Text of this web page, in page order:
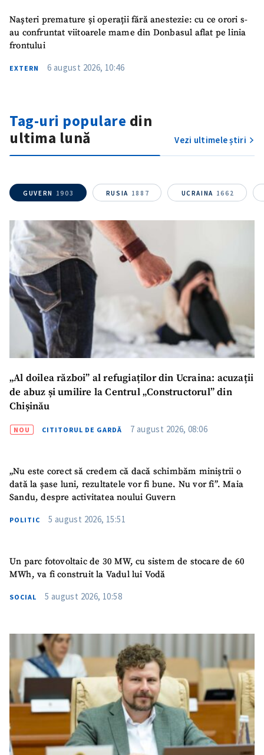
in English
Nașteri premature și operații fără anestezie: cu ce orori s-
au confruntat viitoarele mame din Donbasul aflat pe linia
frontului
EXTERN 6 august 2026, 10:46
Tag-uri populare din
ultima lună
Vezi ultimele știri
GUVERN 1903 RUSIA 1887 UCRAINA 1662
„Al doilea război” al refugiaților din Ucraina: acuzații
de abuz și umilire la Centrul „Constructorul” din
Chișinău
NOU CITITORUL DE GARDĂ 7 august 2026, 08:06
„Nu este corect să credem că dacă schimbăm miniștrii o
dată la șase luni, rezultatele vor fi bune. Nu vor fi”. Maia
Sandu, despre activitatea noului Guvern
POLITIC 5 august 2026, 15:51
Un parc fotovoltaic de 30 MW, cu sistem de stocare de 60
MWh, va fi construit la Vadul lui Vodă
SOCIAL 5 august 2026, 10:58
ȘTIREA MEA
Titlu știre+ Adaugă titlu
Fotografie
+ Încarcă imagine
Link media
+ Link media